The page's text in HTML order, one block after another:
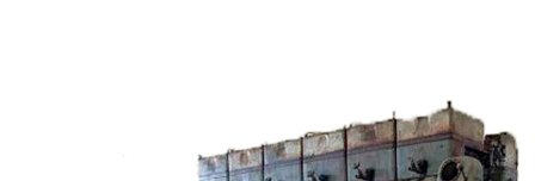
Фильтрующие элементы гидравлических фильтров
Фильтры гидравлические ФГС в сборе